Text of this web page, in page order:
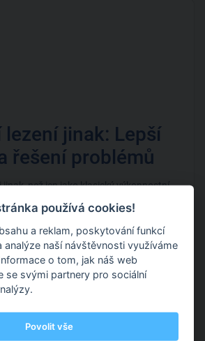
jinak: Lepší
řešení problémů
než jen jako klasický výkonnostní
pohybové vady a další
čem je trénink jiný, pro koho je vhodný a
Filip Karban dostal? Nejen to se dočtete
Filip Karban? Filip Karban […]
pro trenéry,
Tipy na
používá cookies!
a reklam, poskytování funkcí
analýze naší návštěvnosti využíváme
o tom, jak náš web
se svými partnery pro sociální
Povolit vše